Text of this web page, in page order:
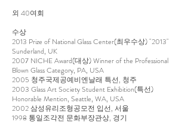
외 40여회
수상
2013 Prize of National Glass Center(최우수상) "2013"
Sunderland, UK
2007 NICHE Award(대상) Winner of the Professional
Blown Glass Category, PA, USA
2005 청주국제공예비엔날래 특선, 청주
2003 Glass Art Society Student Exhibition(특선)
Honorable Mention, Seattle, WA, USA
2002 삼성유리조형공모전 입선, 서울
1998 통일조각전 문화부장관상, 경기